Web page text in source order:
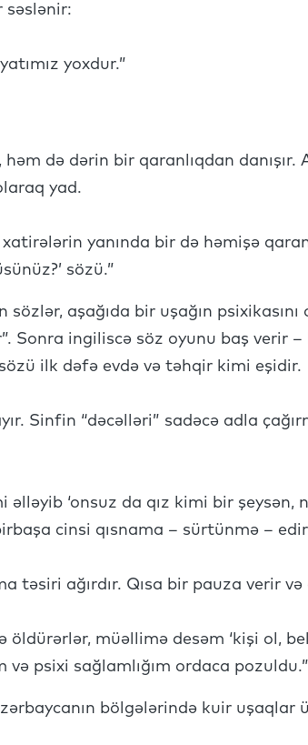
səslənir:
yoxdur.”
həm də dərin bir qaranlıqdan
yad.
xatirələrin yanında bir də həmişə
sözü.”
aşağıda bir uşağın psixikasını
Sonra ingiliscə söz oyunu baş verir –
ilk dəfə evdə və təhqir kimi eşidir.
Sinfin “dəcəlləri” sadəcə adla
‘onsuz da qız kimi bir şeysən,
cinsi qısnama – sürtünmə –
təsiri ağırdır. Qısa bir pauza verir
öldürərlər, müəllimə desəm ‘kişi ol,
psixi sağlamlığım ordaca pozuldu.”
bölgələrində kuir uşaqlar